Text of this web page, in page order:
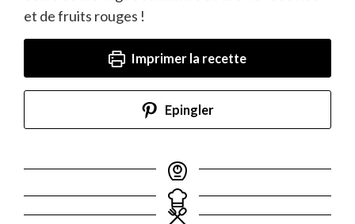
et de fruits rouges !
Imprimer la recette
Epingler